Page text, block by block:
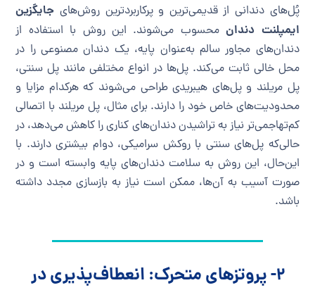
پُل‌های دندانی از قدیمی‌ترین و پرکاربردترین روش‌های جایگزین
ایمپلنت دندانمحسوب می‌شوند. این روش با استفاده از
دندان‌های مجاور سالم به‌عنوان پایه، یک دندان مصنوعی را در
محل خالی ثابت می‌کند. پل‌ها در انواع مختلفی مانند پل سنتی،
پل مریلند و پل‌های هیبریدی طراحی می‌شوند که هرکدام مزایا و
محدودیت‌های خاص خود را دارند. برای مثال، پل مریلند با اتصالی
کم‌تهاجمی‌تر نیاز به تراشیدن دندان‌های کناری را کاهش می‌دهد، در
حالی‌که پل‌های سنتی با روکش سرامیکی، دوام بیشتری دارند. با
این‌حال، این روش به سلامت دندان‌های پایه وابسته است و در
صورت آسیب به آن‌ها، ممکن است نیاز به بازسازی مجدد داشته
باشد.
۲- پروتزهای متحرک: انعطاف‌پذیری در